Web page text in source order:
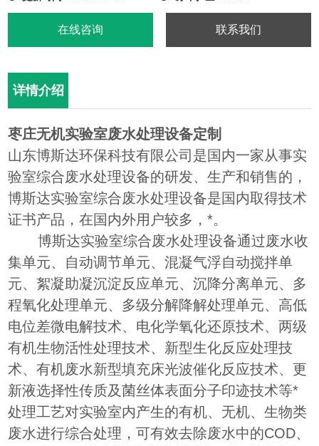
在线咨询 联系我们
详情介绍
枣庄无机实验室废水处理设备定制
山东博斯达环保科技有限公司是国内一家从事实
验室综合废水处理设备的研发、生产和销售的，
博斯达实验室综合废水处理设备是国内取得技术
证书产品，在国内外用户较多，*。
博斯达实验室综合废水处理设备通过废水收
集单元、自动调节单元、混凝气浮自动搅拌单
元、絮凝助凝沉淀反应单元、沉降分离单元、多
程氧化处理单元、多级分解降解处理单元、高低
电位差微电解技术、电化学氧化还原技术、两级
有机生物活性处理技术、新型生化反应处理技
术、有机废水新型填充床光波催化反应技术、更
新液选择性传质及菌丝体表面分子印迹技术等*
处理工艺对实验室内产生的有机、无机、生物类
废水进行综合处理，可有效去除废水中的COD、